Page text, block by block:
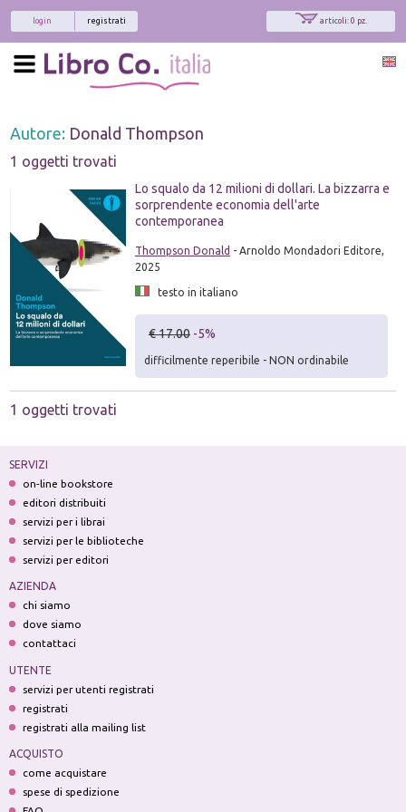
articoli: 0 pz.
registrati
login
Autore: Donald Thompson
1 oggetti trovati
Lo squalo da 12 milioni di dollari. La bizzarra e
sorprendente economia dell'arte
contemporanea
Thompson Donald - Arnoldo Mondadori Editore,
2025
testo in italiano
€ 17.00 -5%
difficilmente reperibile - NON ordinabile
1 oggetti trovati
SERVIZI
on-line bookstore
editori distribuiti
servizi per i librai
servizi per le biblioteche
servizi per editori
AZIENDA
chi siamo
dove siamo
contattaci
UTENTE
servizi per utenti registrati
registrati
registrati alla mailing list
ACQUISTO
come acquistare
spese di spedizione